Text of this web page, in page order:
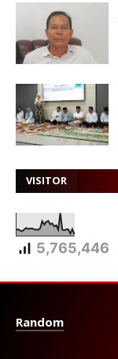
VISITOR
5,765,446
Random